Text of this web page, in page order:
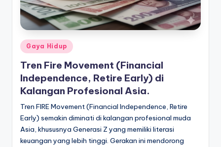
Posted
in
Gaya Hidup
Tren Fire Movement (Financial
Independence, Retire Early) di
Kalangan Profesional Asia.
Tren FIRE Movement (Financial Independence, Retire
Early) semakin diminati di kalangan profesional muda
Asia, khususnya Generasi Z yang memiliki literasi
keuangan yang lebih tinggi. Gerakan ini mendorong